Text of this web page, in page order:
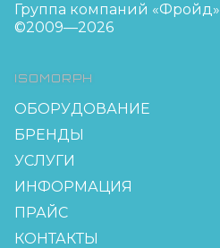
Группа компаний «Фройд»
©2009—2026
ISOMORPH
ОБОРУДОВАНИЕ
БРЕНДЫ
УСЛУГИ
ИНФОРМАЦИЯ
ПРАЙС
КОНТАКТЫ